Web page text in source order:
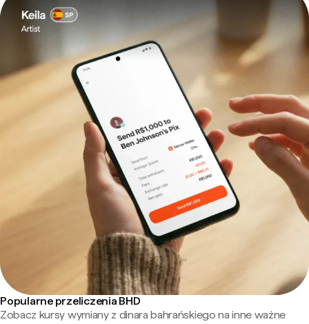
Popularne przeliczenia BHD
Zobacz kursy wymiany z dinara bahrańskiego na inne ważne